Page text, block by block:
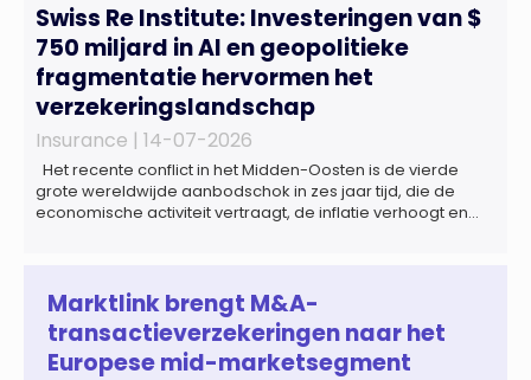
Swiss Re Institute: Investeringen van $
750 miljard in AI en geopolitieke
fragmentatie hervormen het
verzekeringslandschap
Insurance | 14-07-2026
Het recente conflict in het Midden-Oosten is de vierde
grote wereldwijde aanbodschok in zes jaar tijd, die de
economische activiteit vertraagt, de inflatie verhoogt en
wereldwijd naar verwachting afnemen tot 1,3% in reële
termen in […]
Marktlink brengt M&A-
transactieverzekeringen naar het
Europese mid-marketsegment